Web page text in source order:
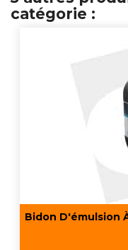
catégorie :
Bidon D'émulsion